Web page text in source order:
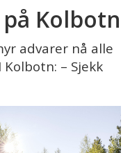
Kolbotn
advarer nå alle
– Sjekk